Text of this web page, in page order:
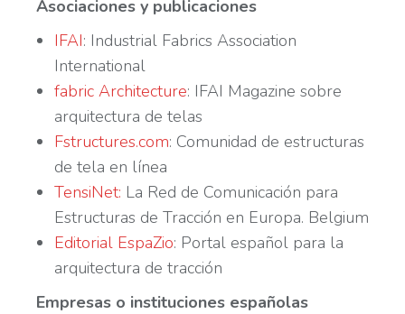
Asociaciones y publicaciones
IFAI: Industrial Fabrics Association
International
fabric Architecture: IFAI Magazine sobre
arquitectura de telas
Fstructures.com: Comunidad de estructuras
de tela en línea
TensiNet: La Red de Comunicación para
Estructuras de Tracción en Europa. Belgium
Editorial EspaZio: Portal español para la
arquitectura de tracción
Empresas o instituciones españolas